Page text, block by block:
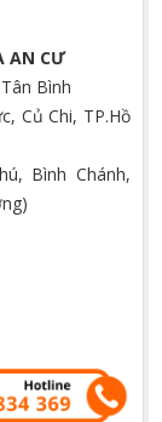
AN CƯ
Bình
Củ Chi, TP.Hồ
Bình Chánh,